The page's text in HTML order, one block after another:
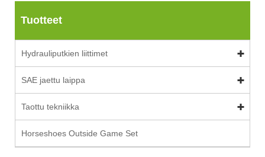
Tuotteet
Hydrauliputkien liittimet
SAE jaettu laippa
Taottu tekniikka
Horseshoes Outside Game Set